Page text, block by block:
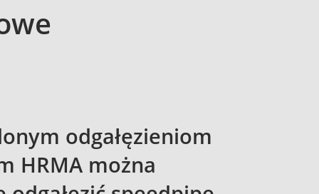
odgałęzieniom
HRMA można